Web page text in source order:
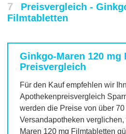
7
Preisvergleich -
Filmtabletten
Ginkgo-Maren 120 mg
Preisvergleich
Für den Kauf empfehlen wir
Apothekenpreisvergleich
werden die Preise von über
Versandapotheken verglichen,
Maren 120 mg Filmtabletten